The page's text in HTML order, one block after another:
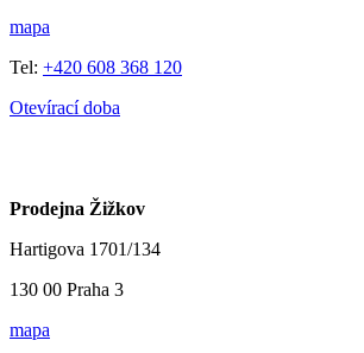
mapa
Tel: +420 608 368 120
Otevírací doba
Prodejna Žižkov
Hartigova 1701/134
130 00 Praha 3
mapa